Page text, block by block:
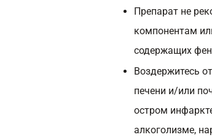
Препарат не
компонентам
содержащих
Воздержитесь
печени и/или
остром
алкоголизме,